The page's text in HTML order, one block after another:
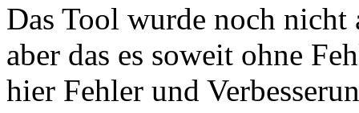
Das Tool wurde noch
aber das es soweit ohne
hier Fehler und